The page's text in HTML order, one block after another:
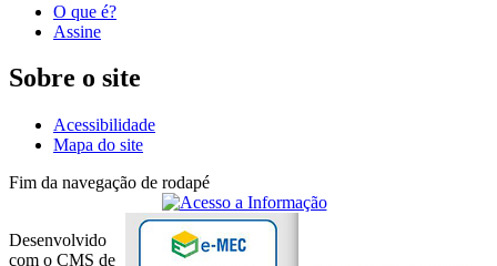
O que é?
Assine
Sobre o site
Acessibilidade
Mapa do site
Fim da navegação de rodapé
Desenvolvido
com o CMS de